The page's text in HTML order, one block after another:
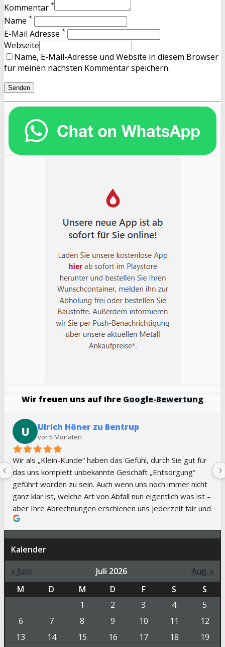
Kommentar *
Name *
E-Mail Adresse *
Webseite
Name, E-Mail-Adresse und Website in diesem Browser
für meinen nächsten Kommentar speichern.
Wir freuen uns auf Ihre Google-Bewertung
J Jennifer Kilian
vor 5 Monaten
Sehr guter Service, immer kurzfristig und flexibel. Vielen
Dank!
Kalender
« Juni
Juli 2026
Aug. »
M
D M D F S
S
1
2 3 4
5
6
7 8 9 10 11
12
13
14 15 16 17 18
19